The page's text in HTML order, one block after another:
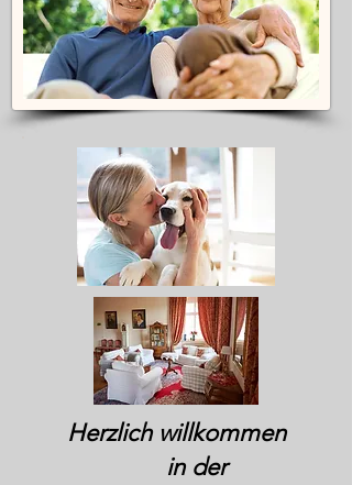
Herzlich willkommen
in der